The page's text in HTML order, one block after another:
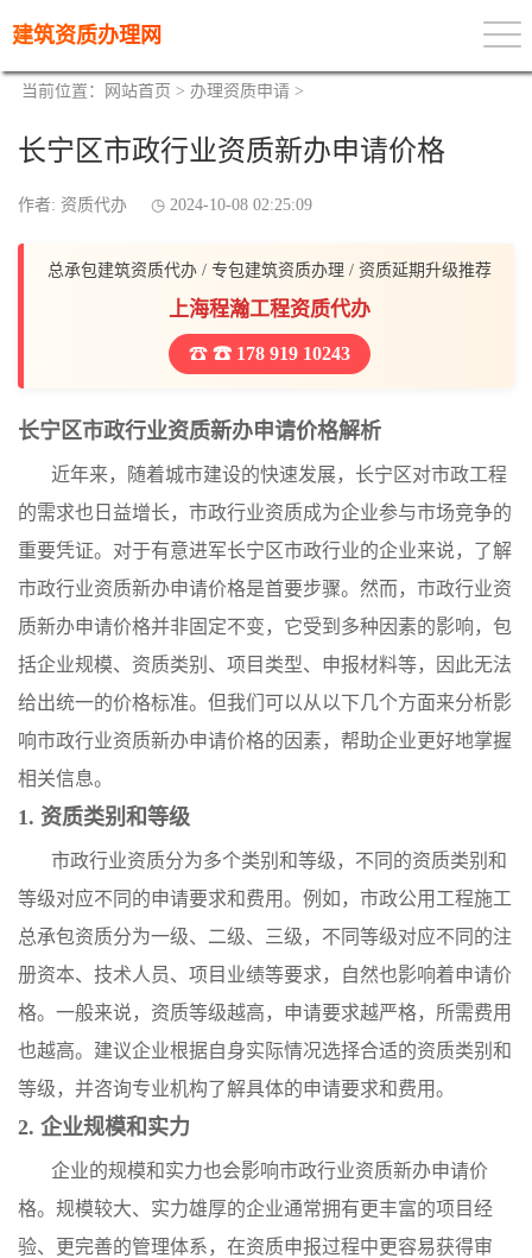
建筑资质办理网
当前位置： 网站首页 > 办理资质申请 >
长宁区市政行业资质新办申请价格
作者: 资质代办 2024-10-08 02:25:09
总承包建筑资质代办 / 专包建筑资质办理 / 资质延期升级推荐
上海程瀚工程资质代办
☎ 178 919 10243
长宁区市政行业资质新办申请价格解析
近年来，随着城市建设的快速发展，长宁区对市政工程
的需求也日益增长，市政行业资质成为企业参与市场竞争的
重要凭证。对于有意进军长宁区市政行业的企业来说，了解
市政行业资质新办申请价格是首要步骤。然而，市政行业资
质新办申请价格并非固定不变，它受到多种因素的影响，包
括企业规模、资质类别、项目类型、申报材料等，因此无法
给出统一的价格标准。但我们可以从以下几个方面来分析影
响市政行业资质新办申请价格的因素，帮助企业更好地掌握
相关信息。
1. 资质类别和等级
市政行业资质分为多个类别和等级，不同的资质类别和
等级对应不同的申请要求和费用。例如，市政公用工程施工
总承包资质分为一级、二级、三级，不同等级对应不同的注
册资本、技术人员、项目业绩等要求，自然也影响着申请价
格。一般来说，资质等级越高，申请要求越严格，所需费用
也越高。建议企业根据自身实际情况选择合适的资质类别和
等级，并咨询专业机构了解具体的申请要求和费用。
2. 企业规模和实力
企业的规模和实力也会影响市政行业资质新办申请价
格。规模较大、实力雄厚的企业通常拥有更丰富的项目经
验、更完善的管理体系，在资质申报过程中更容易获得审